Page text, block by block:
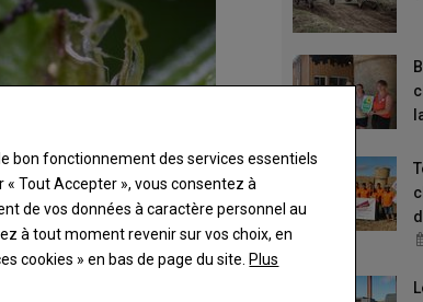
bon fonctionnement des services essentiels
« Tout Accepter », vous consentez à
de vos données à caractère personnel au
à tout moment revenir sur vos choix, en
cookies » en bas de page du site.Plus